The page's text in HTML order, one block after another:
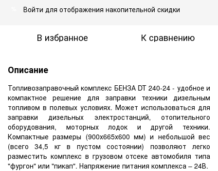
Войти для отображения накопительной скидки
В избранное К сравнению
Описание
Топливозаправочный комплекс БЕНЗА DT 240-24 - удобное и
компактное решение для заправки техники дизельным
топливом в полевых условиях. Может использоваться для
заправки дизельных электростанций, отопительного
оборудования, моторных лодок и другой техники.
Компактные размеры (900х665х600 мм) и небольшой вес
(всего 34,5 кг в пустом состоянии) позволяют легко
разместить комплекс в грузовом отсеке автомобиля типа
"фургон" или "пикап". Напряжение питания комплекса – 24В.